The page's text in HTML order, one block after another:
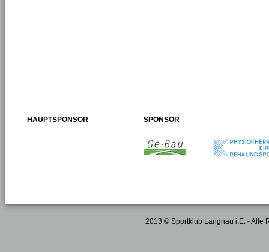
HAUPTSPONSOR SPONSOR
2013 © Sportklub Langnau i.E. - Alle